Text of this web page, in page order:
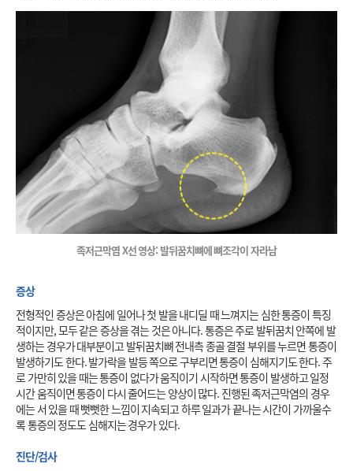
족저근막염 X선 영상: 발뒤꿈치뼈에 뼈조각이 자라남
증상
전형적인 증상은 아침에 일어나 첫 발을 내디딜 때 느껴지는 심한 통증이 특징
적이지만, 모두 같은 증상을 겪는 것은 아니다. 통증은 주로 발뒤꿈치 안쪽에 발
생하는 경우가 대부분이고 발뒤꿈치뼈 전내측 종골 결절 부위를 누르면 통증이
발생하기도 한다. 발가락을 발등 쪽으로 구부리면 통증이 심해지기도 한다. 주
로 가만히 있을 때는 통증이 없다가 움직이기 시작하면 통증이 발생하고 일정
시간 움직이면 통증이 다시 줄어드는 양상이 많다. 진행된 족저근막염의 경우
에는 서 있을 때 뻣뻣한 느낌이 지속되고 하루 일과가 끝나는 시간이 가까울수
록 통증의 정도도 심해지는 경우가 있다.
진단/검사